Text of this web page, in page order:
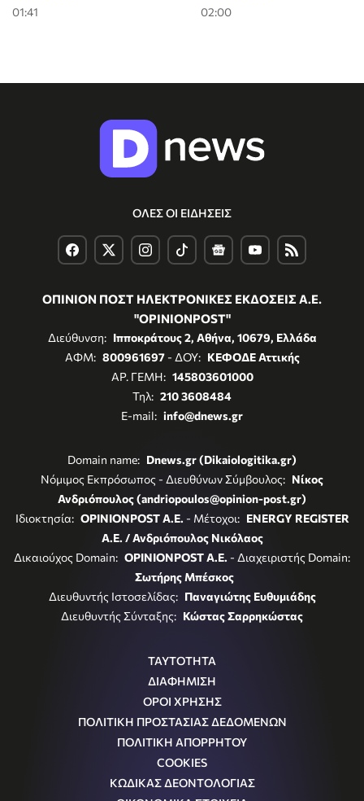
01:41
02:00
ΟΛΕΣ ΟΙ ΕΙΔΗΣΕΙΣ
ΟΠΙΝΙΟΝ ΠΟΣΤ ΗΛΕΚΤΡΟΝΙΚΕΣ ΕΚΔΟΣΕΙΣ Α.Ε.
"OPINIONPOST"
Διεύθυνση: Ιπποκράτους 2, Αθήνα, 10679, Ελλάδα
ΑΦΜ: 800961697- ΔΟΥ: ΚΕΦΟΔΕ Αττικής
ΑΡ. ΓΕΜΗ: 145803601000
Τηλ: 210 3608484
E-mail: info@dnews.gr
Domain name: Dnews.gr (Dikaiologitika.gr)
Νόμιμος Εκπρόσωπος - Διευθύνων Σύμβουλος: Νίκος
Ανδριόπουλος (andriopoulos@opinion-post.gr)
Ιδιοκτησία: OPINIONPOST A.E. - Μέτοχοι: ENERGY REGISTER
Α.Ε. / Ανδριόπουλος Νικόλαος
Δικαιούχος Domain: OPINIONPOST A.E. - Διαχειριστής Domain:
Σωτήρης Μπέσκος
Διευθυντής Ιστοσελίδας: Παναγιώτης Ευθυμιάδης
Διευθυντής Σύνταξης: Κώστας Σαρρηκώστας
ΤΑΥΤΟΤΗΤΑ
ΔΙΑΦΗΜΙΣΗ
ΟΡΟΙ ΧΡΗΣΗΣ
ΠΟΛΙΤΙΚΗ ΠΡΟΣΤΑΣΙΑΣ ΔΕΔΟΜΕΝΩΝ
ΠΟΛΙΤΙΚΗ ΑΠΟΡΡΗΤΟΥ
COOKIES
ΚΩΔΙΚΑΣ ΔΕΟΝΤΟΛΟΓΙΑΣ